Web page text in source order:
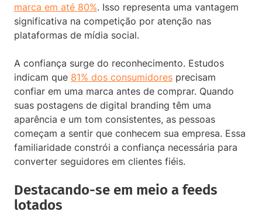
marca em até 80%. Isso representa uma vantagem
significativa na competição por atenção nas
plataformas de mídia social.
A confiança surge do reconhecimento. Estudos
indicam que 81% dos consumidores precisam
confiar em uma marca antes de comprar. Quando
suas postagens de digital branding têm uma
aparência e um tom consistentes, as pessoas
começam a sentir que conhecem sua empresa. Essa
familiaridade constrói a confiança necessária para
converter seguidores em clientes fiéis.
Destacando-se em meio a feeds
lotados